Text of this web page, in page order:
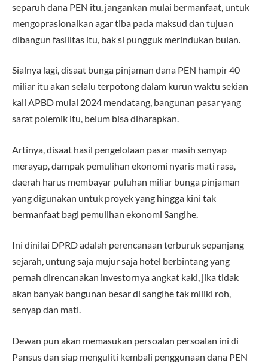
separuh dana PEN itu, jangankan mulai bermanfaat, untuk
mengoprasionalkan agar tiba pada maksud dan tujuan
dibangun fasilitas itu, bak si pungguk merindukan bulan.
Sialnya lagi, disaat bunga pinjaman dana PEN hampir 40
miliar itu akan selalu terpotong dalam kurun waktu sekian
kali APBD mulai 2024 mendatang, bangunan pasar yang
sarat polemik itu, belum bisa diharapkan.
Artinya, disaat hasil pengelolaan pasar masih senyap
merayap, dampak pemulihan ekonomi nyaris mati rasa,
daerah harus membayar puluhan miliar bunga pinjaman
yang digunakan untuk proyek yang hingga kini tak
bermanfaat bagi pemulihan ekonomi Sangihe.
Ini dinilai DPRD adalah perencanaan terburuk sepanjang
sejarah, untung saja mujur saja hotel berbintang yang
pernah direncanakan investornya angkat kaki, jika tidak
akan banyak bangunan besar di sangihe tak miliki roh,
senyap dan mati.
Dewan pun akan memasukan persoalan persoalan ini di
Pansus dan siap menguliti kembali penggunaan dana PEN